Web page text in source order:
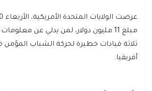
مبلغ 11 مليون دولار، لمن يدلي عن
ثلاثة قيادات خطيرة لحركة الشباب
أفريقيا.